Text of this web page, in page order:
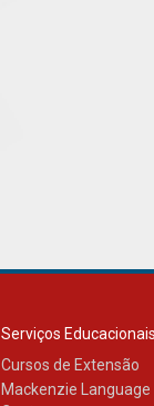
Serviços
Cursos de Extensão
Mackenzie Language